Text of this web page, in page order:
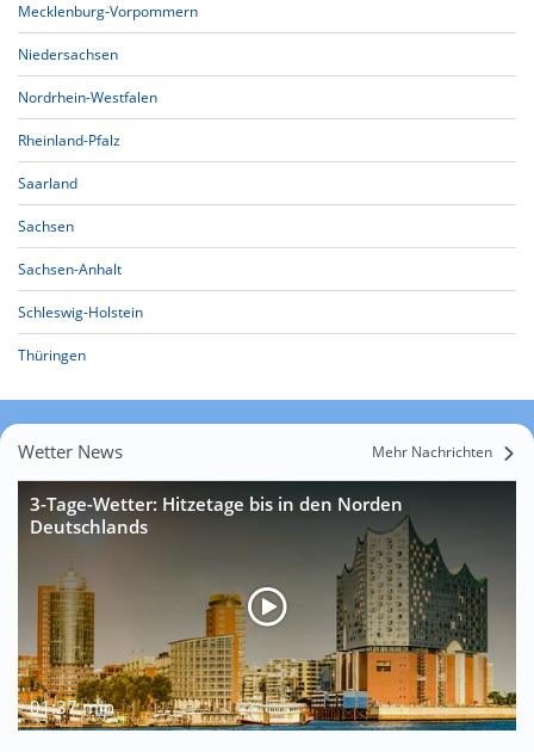
Mecklenburg-Vorpommern
Niedersachsen
Nordrhein-Westfalen
Rheinland-Pfalz
Saarland
Sachsen
Sachsen-Anhalt
Schleswig-Holstein
Thüringen
Wetter News Mehr Nachrichten
3-Tage-Wetter: Hitzetage bis in den Norden
Deutschlands
01:37 min